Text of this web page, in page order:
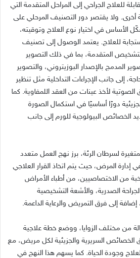
للعلاج الجراحي إلى المراحل المتقدمة التي
أخرى. ولا يقتصر دور التصنيف المرحلي على
الأساس في اختيار نوع العلاج وتوقيته،
للعلاج. يعتمد الوصول إلى تصنيف
المتقدمة، بما في ذلك التصوير
المدمج بالإصدار البوزيتروني، والتصوير
إلى جانب الإجراءات التداخلية مثل تنظير
لأخذ عينات من العقد اللمفاوية. كما
دورًا أساسيًا في استكمال الصورة
الخصائص البيولوجية للورم إلى جانب
لسرطان الرئة، برز نهج العمل متعدد
المرض، حيث يتم اتخاذ القرار العلاجي
من الاختصاصيين، من أطباء الأمراض
الصدرية، والأشعة التشخيصية
إضافة إلى فرق التمريض والرعاية الداعمة.
من مختلف الزوايا، ووضع خطة علاجية
السريرية والجزيئية لكل مريض، مع
وجودة الحياة. كما يسهم هذا النهج في